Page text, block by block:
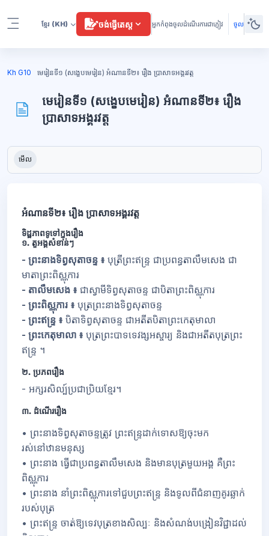
ខ្មែរ (KH) ចង់ធ្វើតេស្ត អ្នកកំពុងចូលដំណើរការជាភ្ញៀវ ចូល
Kh G10 មេរៀនទី១ (សង្ខេបមេរៀន) អំណានទី២៖ រឿង ប្រាសាទអង្គរវត្ត
មេរៀនទី១ (សង្ខេបមេរៀន) អំណានទី២៖ រឿង
ប្រាសាទអង្គរវត្ត
ប្លុក
តម្រូវការសម្រាប់ការបញ្ចប់
មើល
អំណានទី២៖ រឿង ប្រាសាទអង្គរវត្ត
ទិដ្ឋភាពទូទៅក្នុងរឿង
១. តួអង្គសំខាន់ៗ
- ព្រះនាងទិព្វសុតាចន្ទ ៖ បុត្រីព្រះឥន្រ្ទ ជាប្រពន្ធតាលឹមសេង ជា
មាតាព្រះពិស្ណុការ
- តាលឹមសេង ៖ ជាស្វាមីទិព្វសុតាចន្ទ ជាបិតាព្រះពិស្ណុការ
- ព្រះពិស្ណុការ ៖ បុត្រព្រះនាងទិព្វសុតាចន្ទ
- ព្រះឥន្រ្ទ ៖ បិតាទិព្វសុតាចន្ទ ជាអតីតបិតាព្រះកេតុមាលា
- ព្រះកេតុមាលា ៖ បុត្រព្រះបាទទេវង្សអស្ចារ្យ និងជាអតីតបុត្រព្រះ
ឥន្ទ្រ ។
២. ប្រភពរឿង
- អក្សរសិល្ប៍ប្រជាប្រិយខ្មែរ។
៣. ដំណើររឿង
• ព្រះនាងទិព្វសុតាចន្ទត្រូវ ព្រះឥន្រ្ទដាក់ទោសឱ្យចុះមក
រស់នៅឋានមនុស្ស
• ព្រះនាង ធ្វើជាប្រពន្ធតាលឹមសេង និងមានបុត្រមួយអង្គ គឺព្រះ
ពិស្ណុការ
• ព្រះនាង នាំព្រះពិស្ណុការទៅជួបព្រះឥន្រ្ទ និងទូលពីជំនាញគូរឆ្លាក់
របស់បុត្រ
• ព្រះឥន្រ្ទ ចាត់ឱ្យទេវបុត្រខាងសិល្បៈ និងសំណង់បង្រៀនវិជ្ជាដល់